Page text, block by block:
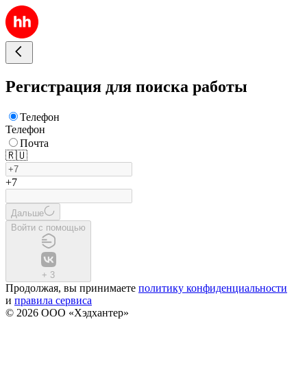
Регистрация для поиска работы
Телефон
Телефон
Почта
🇷🇺
+7
Дальше
Войти с помощью
+ 3
Продолжая, вы принимаете политику конфиденциальности
и правила сервиса
© 2026 ООО «Хэдхантер»